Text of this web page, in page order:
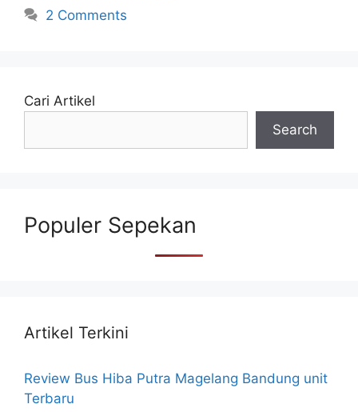
2 Comments
Cari Artikel
Search
Populer Sepekan
Artikel Terkini
Review Bus Hiba Putra Magelang Bandung unit
Terbaru